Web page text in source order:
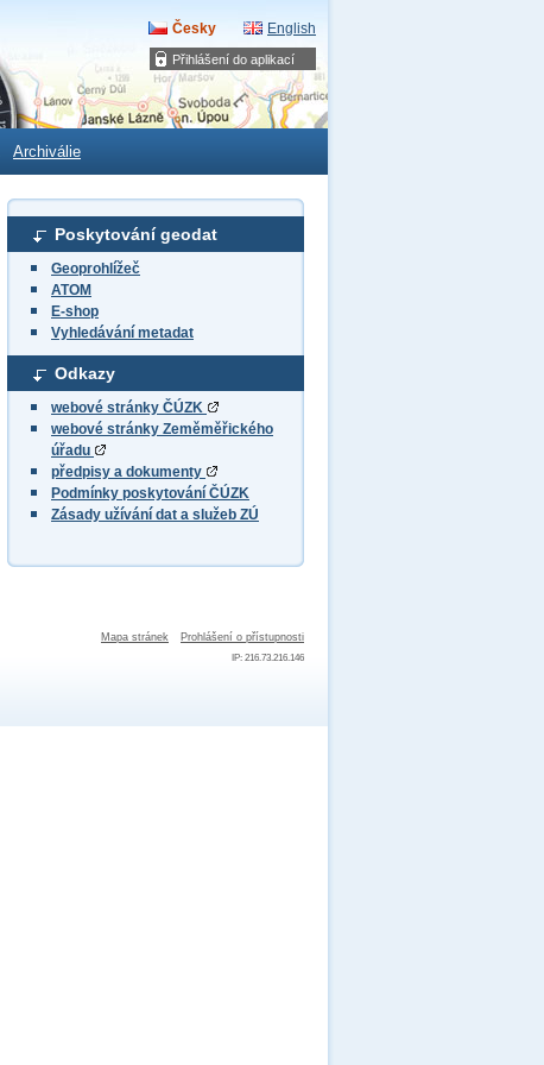
Přihlášení do aplikací
Česky English
Archiválie
Poskytování geodat
Geoprohlížeč
ATOM
E-shop
Vyhledávání metadat
Odkazy
webové stránky ČÚZK
webové stránky Zeměměřického
úřadu
předpisy a dokumenty
Podmínky poskytování ČÚZK
Zásady užívání dat a služeb ZÚ
Mapa stránek Prohlášení o přístupnosti
IP: 216.73.216.146